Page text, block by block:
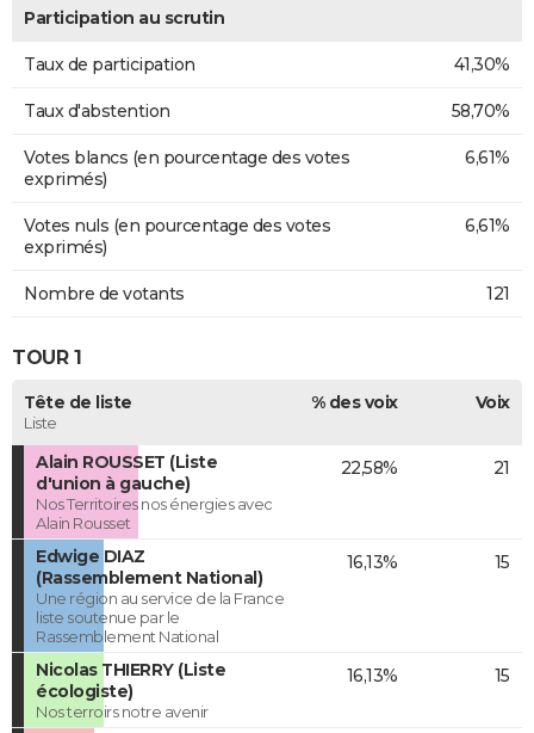
Participation au scrutin
Taux de participation 41,30%
Taux d'abstention 58,70%
Votes blancs (en pourcentage des votes
exprimés)
6,61%
Votes nuls (en pourcentage des votes
exprimés)
6,61%
Nombre de votants 121
TOUR 1
Tête de liste
Liste
% des voix Voix
Alain ROUSSET (Liste
d'union à gauche)
Nos Territoires nos énergies avec
Alain Rousset
22,58% 21
Edwige DIAZ
(Rassemblement National)
Une région au service de la France
liste soutenue par le
Rassemblement National
16,13% 15
Nicolas THIERRY (Liste
écologiste)
Nos terroirs notre avenir
16,13% 15